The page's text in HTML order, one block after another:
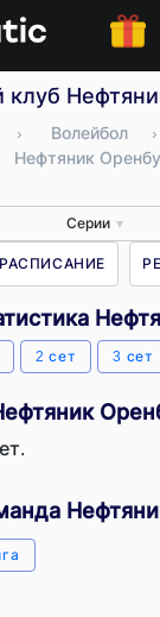
› Волейбол ›
Нефтяник
Серии ▼
РАСПИСАНИЕ
2 сет 3 сет